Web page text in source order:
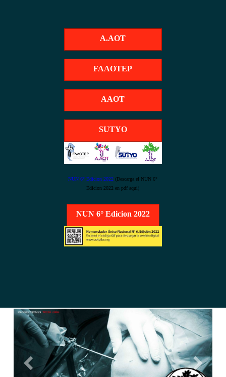
A.AOT
FAAOTEP
AAOT
SUTYO
NUN 6° Edicion 2022 (Descarga el NUN 6°
Edicion 2022 en pdf aqui)
NUN 6° Edicion 2022